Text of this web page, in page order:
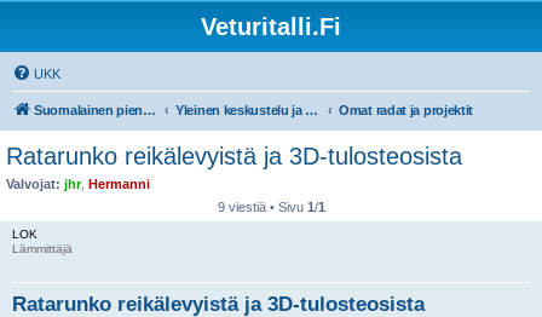
Veturitalli.Fi
UKK
Suomalainen pienoisrautatiefoorumi Yleinen keskustelu ja muut mittakaavat Omat radat ja projektit
Ratarunko reikälevyistä ja 3D-tulosteosista
Valvojat: jhr, Hermanni
9 viestiä • Sivu 1/1
LOK
Lämmittäjä
Ratarunko reikälevyistä ja 3D-tulosteosista